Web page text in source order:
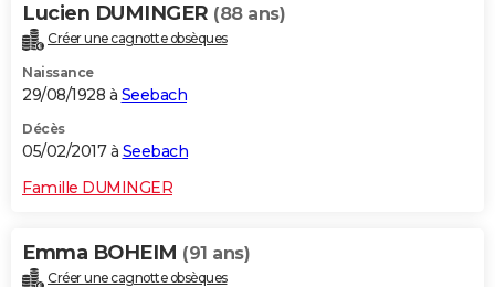
Lucien DUMINGER (88 ans)
Créer une cagnotte obsèques
Naissance
29/08/1928 à Seebach
Décès
05/02/2017 à Seebach
Famille DUMINGER
Emma BOHEIM (91 ans)
Créer une cagnotte obsèques